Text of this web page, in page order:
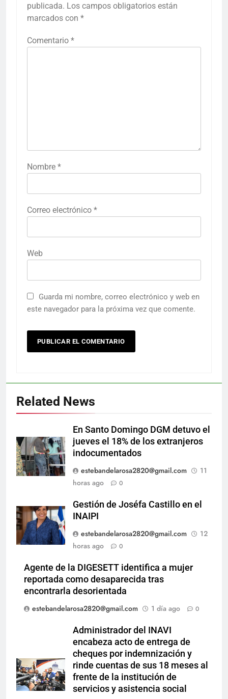
publicada. Los campos obligatorios están
marcados con *
Comentario *
Nombre *
Correo electrónico *
Web
Guarda mi nombre, correo electrónico y web en
este navegador para la próxima vez que comente.
Related News
En Santo Domingo DGM detuvo el
jueves el 18% de los extranjeros
indocumentados
estebandelarosa2820@gmail.com
11
horas ago
0
Gestión de Joséfa Castillo en el
INAIPI
estebandelarosa2820@gmail.com
12
horas ago
0
Agente de la DIGESETT identifica a mujer
reportada como desaparecida tras
encontrarla desorientada
estebandelarosa2820@gmail.com
1 día ago 0
Administrador del INAVI
encabeza acto de entrega de
cheques por indemnización y
rinde cuentas de sus 18 meses al
frente de la institución de
servicios y asistencia social